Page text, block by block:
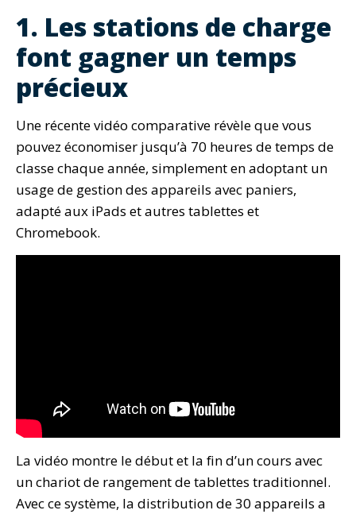
1. Les stations de charge
font gagner un temps
précieux
Une récente vidéo comparative révèle que vous
pouvez économiser jusqu’à 70 heures de temps de
classe chaque année, simplement en adoptant un
usage de gestion des appareils avec paniers,
adapté aux iPads et autres tablettes et
Chromebook.
La vidéo montre le début et la fin d’un cours avec
un chariot de rangement de tablettes traditionnel.
Avec ce système, la distribution de 30 appareils a